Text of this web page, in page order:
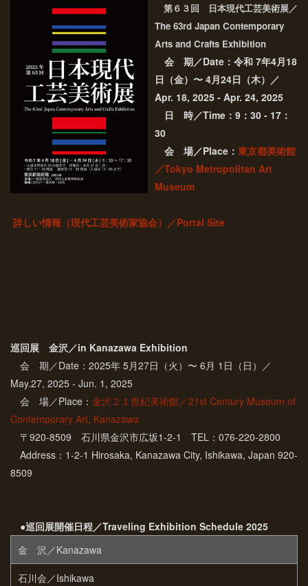
第６３回 日本現代工芸美術展／
The 63rd Japan Contemporary
Arts and Crafts Exhibition
会 期／Date：令和 7年4月18
日（金）〜 4月24日（木）／
Apr. 18, 2025 - Apr. 24, 2025
日 時／Time：9：30 - 17：
30
会 場／Place： 東京都美術館
／Tokyo Metropolitan Art
Museum
詳しい情報（現代工芸美術家協会）／Portal Site
巡回展 金沢／in Kanazawa Exhibition
会 期／Date：2025年 5月27日（火）〜 6月 1日（日）／
May.27, 2025 - Jun. 1, 2025
会 場／Place： 金沢２１世紀美術館／21st Century Museum of
Contemporary Art, Kanazawa
〒920-8509 石川県金沢市広坂1-2-1 TEL：076-220-2800
Address：1-2-1 Hirosaka, Kanazawa City, Ishikawa, Japan 920-
8509
●巡回展開催日程／Traveling Exhibition Schedule 2025
金 沢／Kanazawa
石川会／Ishikawa